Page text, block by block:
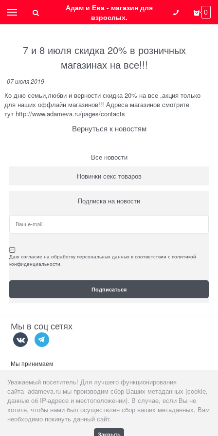
Адам и Ева - магазин для
взрослых.
0
7 и 8 июля скидка 20% в розничных
магазинах на все!!!
07 июля 2019
Ко дню семьи,любви и верности скидка 20% на все ,акция только
для наших оффлайн магазинов!!! Адреса магазинов смотрите
тут http://www.adameva.ru/pages/contacts
Вернуться к новостям
Все новости
Новинки секс товаров
Подписка на новости
Даю согласие на обработку персональных данных в соответствии с политикой
конфиденциальности.
Мы в соц сетях
Мы принимаем
Данный сайт предназначентолько для пользователей старше 18
лет!
Уважаемый посетитель! Для лучшего функционирования
сайта adameva.ru мы производим сбор Ваших метаданных (cookie,
данные об IP-адресе и местоположении). В случае, если Вы не
хотите, чтобы нами был осуществлён сбор ваших метаданных, Вам
необходимо покинуть данный сайт.
Закрыть